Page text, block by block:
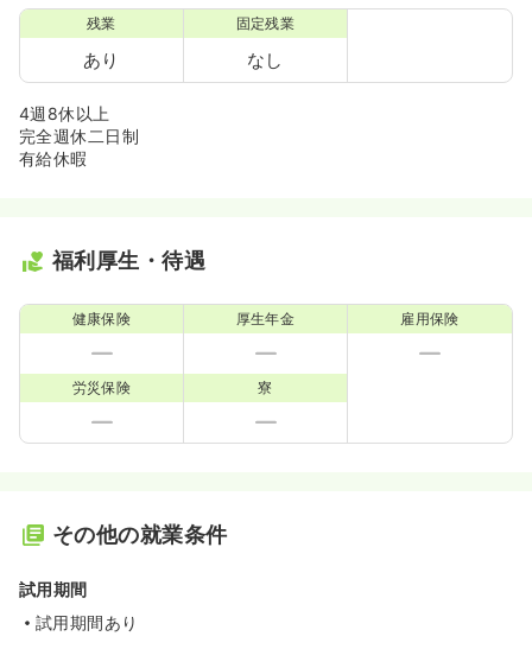
残業
あり
固定残業
なし
4週8休以上
完全週休二日制
有給休暇
福利厚生・待遇
健康保険 厚生年金 雇用保険
労災保険 寮
その他の就業条件
試用期間
試用期間あり